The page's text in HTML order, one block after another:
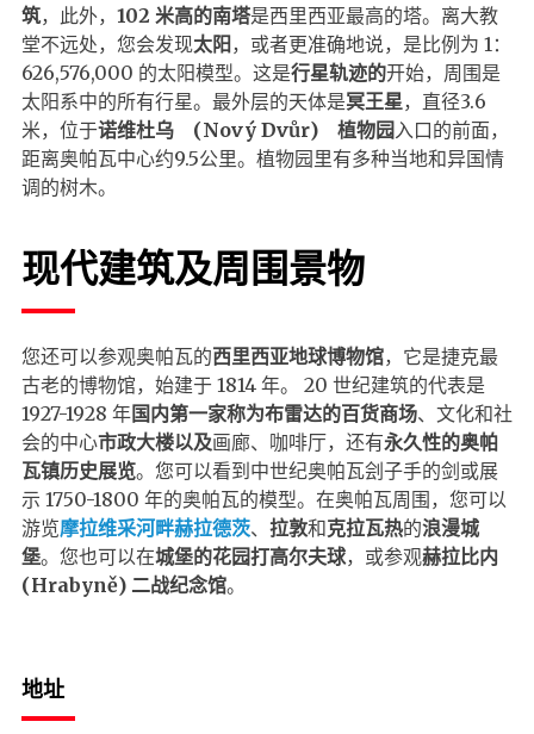
筑，此外， 102 米高的南塔是西里西亚最高的塔。离大教
堂不远处，您会发现太阳 ，或者更准确地说，是比例为 1：
626,576,000 的太阳模型。这是行星轨迹的开始，周围是
太阳系中的所有行星。最外层的天体是冥王星，直径3.6
米，位于诺维杜乌 (Nový Dvůr) 植物园入口的前面，
距离奥帕瓦中心约9.5公里。植物园里有多种当地和异国情
调的树木。
现代建筑及周围景物
您还可以参观奥帕瓦的西里西亚地球博物馆，它是捷克最
古老的博物馆，始建于 1814 年。 20 世纪建筑的代表是
1927-1928 年国内第一家称为布雷达的百货商场、文化和社
会的中心市政大楼以及画廊、咖啡厅，还有永久性的奥帕
瓦镇历史展览。您可以看到中世纪奥帕瓦刽子手的剑或展
示 1750-1800 年的奥帕瓦的模型。在奥帕瓦周围，您可以
游览摩拉维采河畔赫拉德茨、 拉敦和克拉瓦热的浪漫城
堡。您也可以在城堡的花园打高尔夫球，或参观赫拉比内
(Hrabyně) 二战纪念馆。
地址